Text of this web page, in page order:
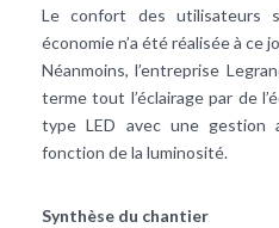
Le confort des utilisateurs
économie n’a été réalisée à ce
Néanmoins, l’entreprise
terme tout l’éclairage par de
type LED avec une gestion
fonction de la luminosité.
Synthèse du chantier